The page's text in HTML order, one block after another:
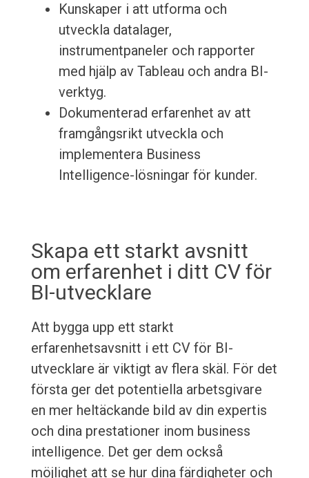
Kunskaper i att utforma och
utveckla datalager,
instrumentpaneler och rapporter
med hjälp av Tableau och andra BI-
verktyg.
Dokumenterad erfarenhet av att
framgångsrikt utveckla och
implementera Business
Intelligence-lösningar för kunder.
Skapa ett starkt avsnitt
om erfarenhet i ditt CV för
BI-utvecklare
Att bygga upp ett starkt
erfarenhetsavsnitt i ett CV för BI-
utvecklare är viktigt av flera skäl. För det
första ger det potentiella arbetsgivare
en mer heltäckande bild av din expertis
och dina prestationer inom business
intelligence. Det ger dem också
möjlighet att se hur dina färdigheter och